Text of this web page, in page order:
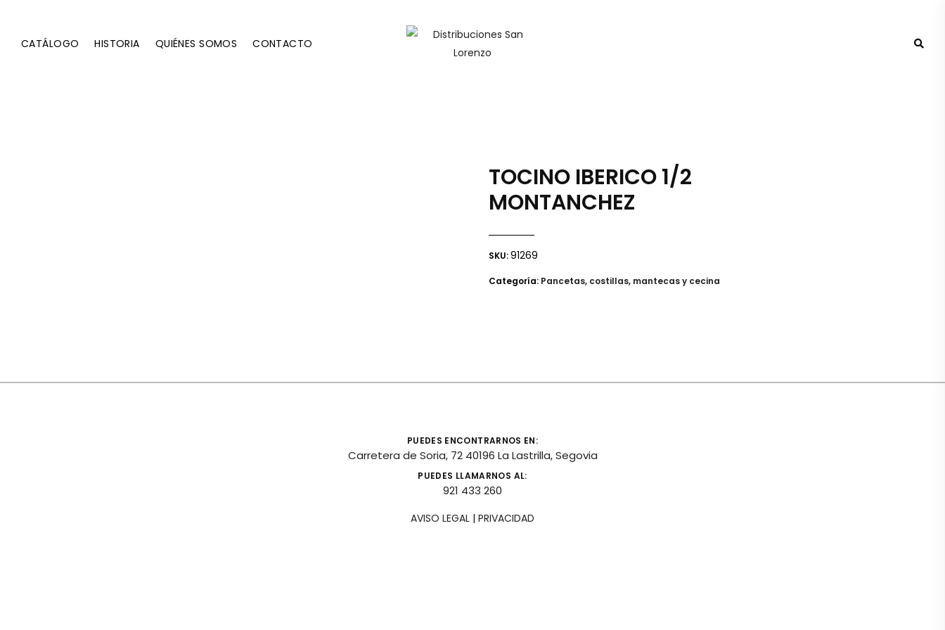
CATÁLOGO HISTORIA QUIÉNES SOMOS CONTACTO
TOCINO IBERICO 1/2
MONTANCHEZ
SKU:91269
Categoría: Pancetas, costillas, mantecas y cecina
PUEDES ENCONTRARNOS EN:
Carretera de Soria, 72 40196 La Lastrilla, Segovia
PUEDES LLAMARNOS AL:
921 433 260
AVISO LEGAL | PRIVACIDAD